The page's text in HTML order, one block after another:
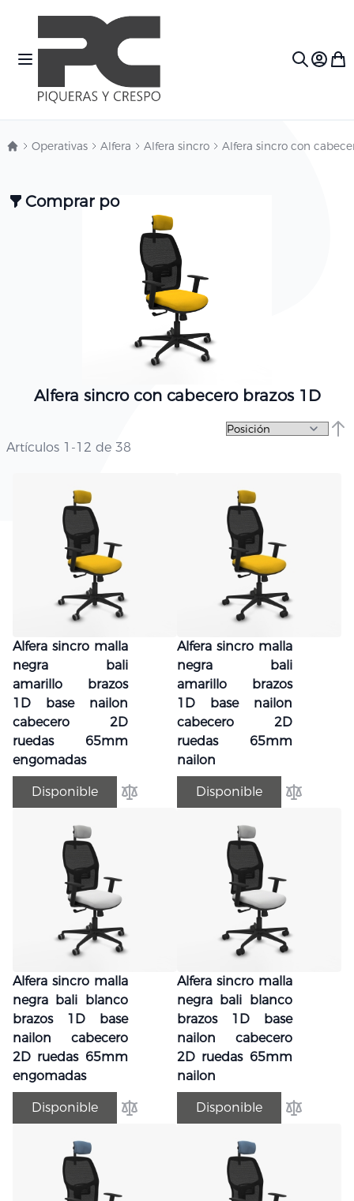
Toggle Nav Mi
Operativas Alfera Alfera sincro Alfera sincro con
Alfera sincro con cabecero brazos 1D
Artículos 1 -12 de 38
Alfera sincro malla
negra bali
amarillo brazos
1D base nailon
cabecero 2D
ruedas 65mm
engomadas
Disponible
Añadir para comparar
Alfera sincro malla
negra bali
amarillo brazos
1D base nailon
cabecero 2D
ruedas 65mm
nailon
Disponible
Añadir
Alfera sincro malla
negra bali blanco
brazos 1D base
nailon cabecero
2D ruedas 65mm
engomadas
Disponible
Añadir para comparar
Alfera sincro malla
negra bali blanco
brazos 1D base
nailon cabecero
2D ruedas 65mm
nailon
Disponible
Añadir
Comprar por